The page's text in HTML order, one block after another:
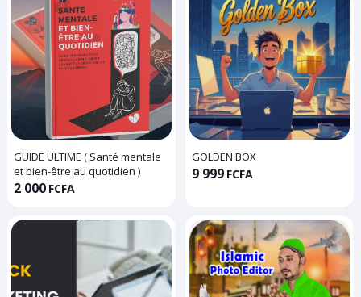
GUIDE ULTIME ( Santé mentale
et bien-être au quotidien )
2 000 FCFA
GOLDEN BOX
9 999 FCFA